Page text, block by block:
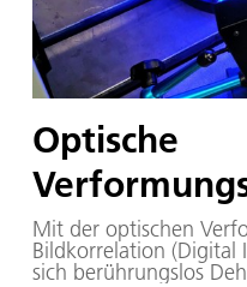
Optische
Mit der optischen
Bildkorrelation (Digital
sich berührungslos